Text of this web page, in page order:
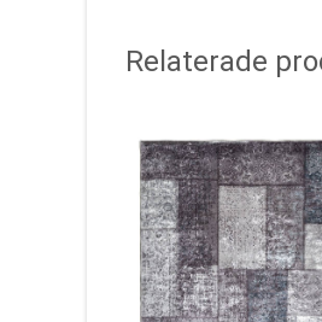
Relaterade